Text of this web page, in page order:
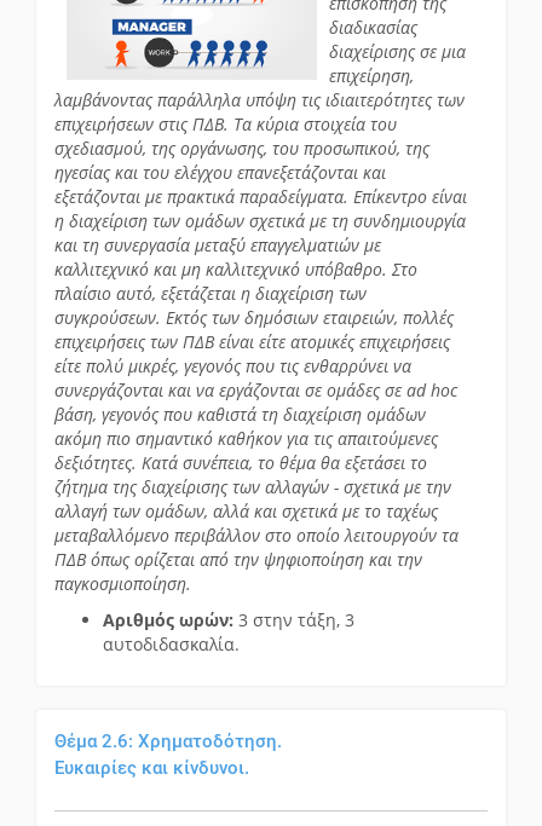
διαδικασίας
διαχείρισης σε μια
επιχείρηση,
λαμβάνοντας παράλληλα υπόψη τις ιδιαιτερότητες των
επιχειρήσεων στις ΠΔΒ. Τα κύρια στοιχεία του
σχεδιασμού, της οργάνωσης, του προσωπικού, της
ηγεσίας και του ελέγχου επανεξετάζονται και
εξετάζονται με πρακτικά παραδείγματα. Επίκεντρο είναι
η διαχείριση των ομάδων σχετικά με τη συνδημιουργία
και τη συνεργασία μεταξύ επαγγελματιών με
καλλιτεχνικό και μη καλλιτεχνικό υπόβαθρο. Στο
πλαίσιο αυτό, εξετάζεται η διαχείριση των
συγκρούσεων. Εκτός των δημόσιων εταιρειών, πολλές
επιχειρήσεις των ΠΔΒ είναι είτε ατομικές επιχειρήσεις
είτε πολύ μικρές, γεγονός που τις ενθαρρύνει να
συνεργάζονται και να εργάζονται σε ομάδες σε ad hoc
βάση, γεγονός που καθιστά τη διαχείριση ομάδων
ακόμη πιο σημαντικό καθήκον για τις απαιτούμενες
δεξιότητες. Κατά συνέπεια, το θέμα θα εξετάσει το
ζήτημα της διαχείρισης των αλλαγών - σχετικά με την
αλλαγή των ομάδων, αλλά και σχετικά με το ταχέως
μεταβαλλόμενο περιβάλλον στο οποίο λειτουργούν τα
ΠΔΒ όπως ορίζεται από την ψηφιοποίηση και την
παγκοσμιοποίηση.
Αριθμός ωρών: 3 στην τάξη, 3
αυτοδιδασκαλία.
Θέμα 2.6: Χρηματοδότηση.
Ευκαιρίες και κίνδυνοι.